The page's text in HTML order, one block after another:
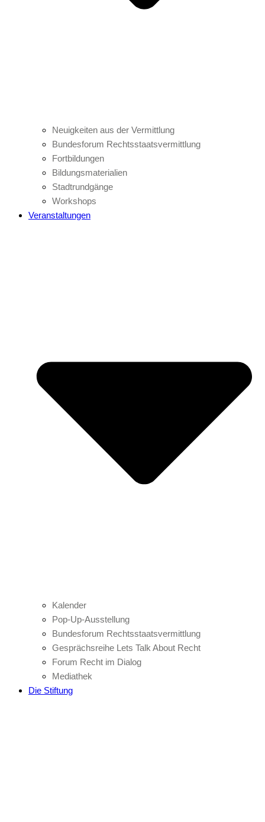
Neuigkeiten aus der Vermittlung
Bundesforum Rechtsstaatsvermittlung
Fortbildungen
Bildungsmaterialien
Stadtrundgänge
Workshops
Veranstaltungen
Kalender
Pop-Up-Ausstellung
Bundesforum Rechtsstaatsvermittlung
Gesprächsreihe Lets Talk About Recht
Forum Recht im Dialog
Mediathek
Die Stiftung